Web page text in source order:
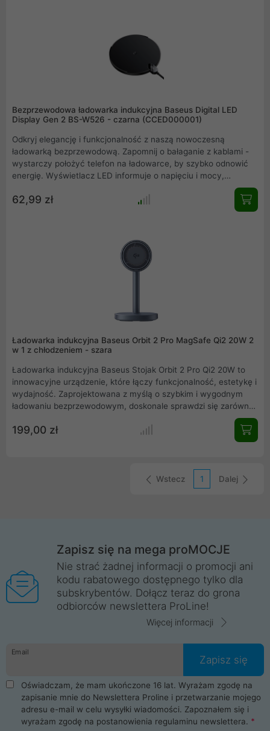
się zarówno w domu, jak i w podróży.
Bezprzewodowa ładowarka indukcyjna Baseus Digital LED
Display Gen 2 BS-W526 - czarna (CCED000001)
Odkryj elegancję i funkcjonalność z naszą nowoczesną
ładowarką bezprzewodową. Zapomnij o bałaganie z kablami -
wystarczy położyć telefon na ładowarce, by szybko odnowić
energię. Wyświetlacz LED informuje o napięciu i mocy,
Kompatybilna z urządzeniami QI, w tym iPhone, Samsung,
Huawei, oraz słuchawkami typu AirPods 2 i Pro, ładowarka
dostosowując moc do potrzeb ładowanego urządzenia.Z Digital
LED Display Gen 2 ładowanie staje się nie tylko wygodniejsze,
ale również szybsze i bezpieczniejsze.
62,99 zł
Ładowarka indukcyjna Baseus Orbit 2 Pro MagSafe Qi2 20W 2
w 1 z chłodzeniem - szara
Ładowarka indukcyjna Baseus Stojak Orbit 2 Pro Qi2 20W to
innowacyjne urządzenie, które łączy funkcjonalność, estetykę i
wydajność. Zaprojektowana z myślą o szybkim i wygodnym
ładowaniu bezprzewodowym, doskonale sprawdzi się zarówno
w domu, jak i w biurze. Dzięki technologii Qi2 i mocy do 20 W
zapewnia efektywne zasilanie Twojego urządzenia, a przy tym
świetnie prezentuje się na każdym biurku czy stoliku nocnym.
199,00 zł
Wstecz 1 Dalej
Zapisz się na mega proMOCJE
Nie strać żadnej informacji o promocji ani
kodu rabatowego dostępnego tylko dla
subskrybentów. Dołącz teraz do grona
odbiorców newslettera ProLine!
Więcej informacji
Email
Zapisz się
Oświadczam, że mam ukończone 16 lat. Wyrażam zgodę na
zapisanie mnie do Newslettera Proline i przetwarzanie mojego
adresu e-mail w celu wysyłki wiadomości. Zapoznałem się i
wyrażam zgodę na postanowienia regulaminu newslettera.